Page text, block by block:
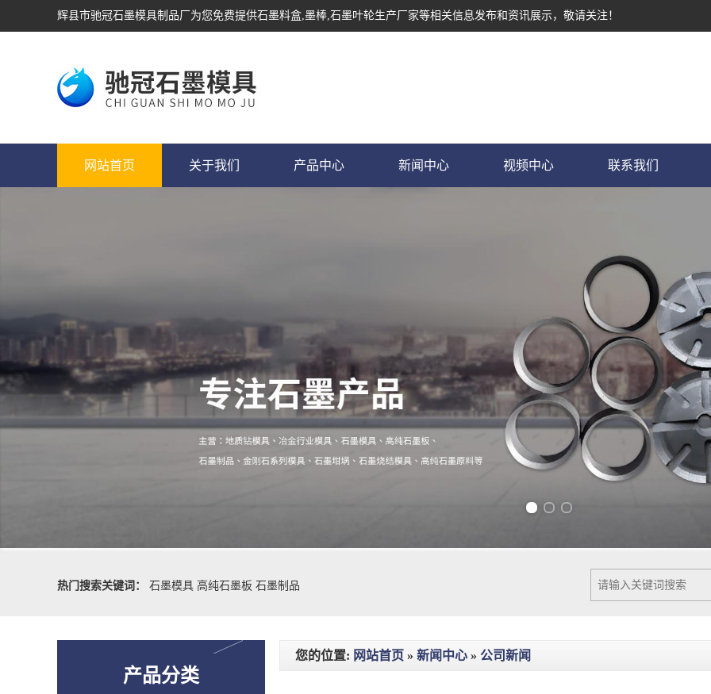
辉县市驰冠石墨模具制品厂为您免费提供石墨料盒,墨棒,石墨叶轮生产厂家等相关信息发布和资讯展示，敬请关注！
网站首页 关于我们 产品中心 新闻中心 视频中心 联系我们
热门搜索关键词：
石墨模具 高纯石墨板 石墨制品
产品分类
您的位置: 网站首页 » 新闻中心 » 公司新闻